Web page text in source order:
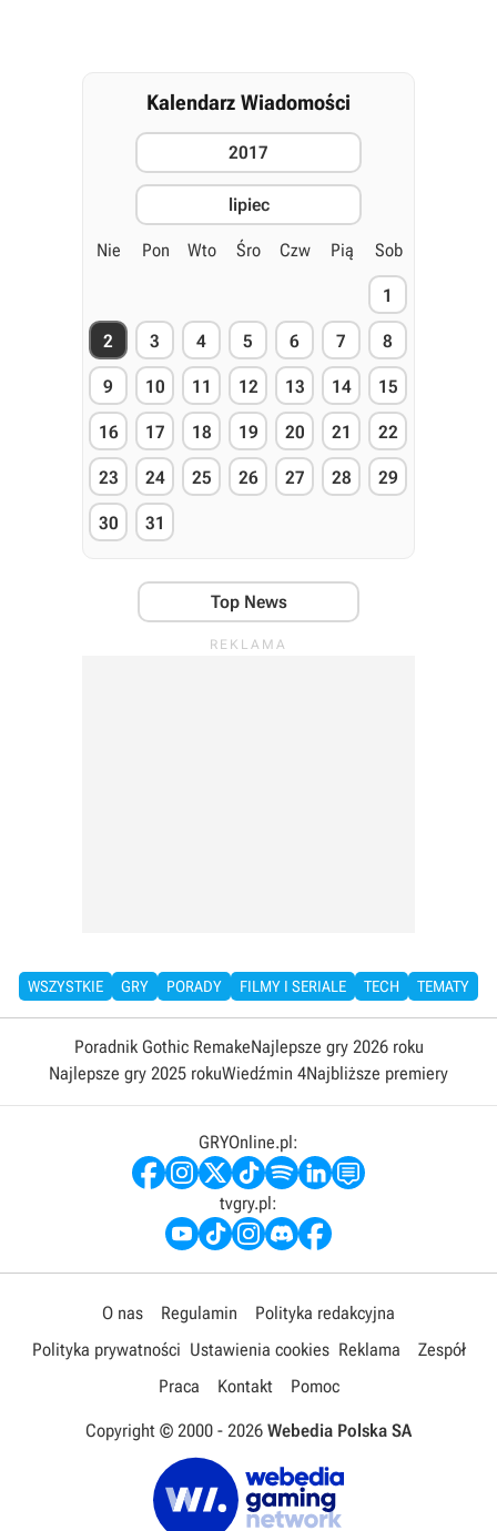
Kalendarz Wiadomości
2017
lipiec
Nie Pon Wto Śro Czw Pią Sob
1
2 3 4 5 6 7 8
9 10 11 12 13 14 15
16 17 18 19 20 21 22
23 24 25 26 27 28 29
30 31
Top News
WSZYSTKIE GRY PORADY FILMY I SERIALE TECH TEMATY
Poradnik Gothic RemakeNajlepsze gry 2026 roku
Najlepsze gry 2025 rokuWiedźmin 4Najbliższe premiery
GRYOnline.pl:
tvgry.pl:
O nas Regulamin
Polityka redakcyjna
Polityka prywatności Ustawienia cookies Reklama
Zespół
Praca
Kontakt Pomoc
Copyright © 2000 - 2026 Webedia Polska SA